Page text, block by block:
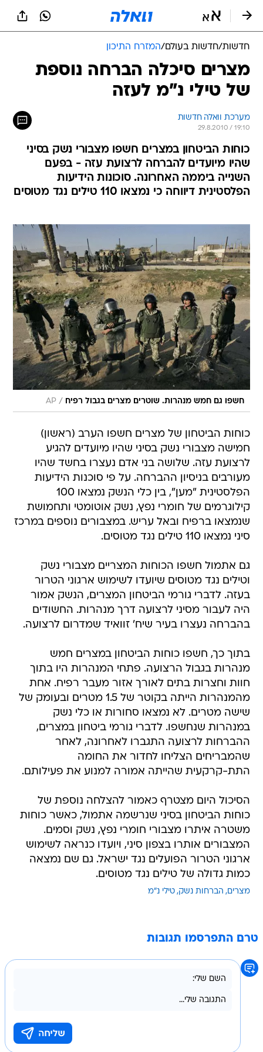
חדשות/חדשות בעולם/המזרח התיכון
מצרים סיכלה הברחה נוספת
של טילי נ"מ לעזה
מערכת וואלה חדשות
29.8.2010 / 19:10
כוחות הביטחון במצרים חשפו מצבורי נשק בסיני
שהיו מיועדים להברחה לרצועת עזה - בפעם
השנייה ביממה האחרונה. סוכונות הידיעות
הפלסטינית דיווחה כי נמצאו 110 טילים נגד מטוסים
חשפו גם חמש מנהרות. שוטרים מצרים בגבול רפיח /
AP
כוחות הביטחון של מצרים חשפו הערב (ראשון)
חמישה מצבורי נשק בסיני שהיו מיועדים להגיע
לרצועת עזה. שלושה בני אדם נעצרו בחשד שהיו
מעורבים בניסיון ההברחה. על פי סוכנות הידיעות
הפלסטינית "מען", בין כלי הנשק נמצאו 100
קילוגרמים של חומרי נפץ, נשק אוטומטי ותחמושת
שנמצאו ברפיח ובאל עריש. במצבורים נוספים במרכז
סיני נמצאו 110 טילים נגד מטוסים.
גם אתמול חשפו הכוחות המצריים מצבורי נשק
וטילים נגד מטוסים שיועדו לשימוש ארגוני הטרור
בעזה. לדברי גורמי הביטחון המצרים, הנשק אמור
היה לעבור מסיני לרצועה דרך מנהרות. החשודים
בהברחה נעצרו בעיר שיח' זוואיד שמדרום לרצועה.
בתוך כך, חשפו כוחות הביטחון במצרים חמש
מנהרות בגבול הרצועה. פתחי המנהרות היו בתוך
חוות וחצרות בתים לאורך אזור מעבר רפיח. אחת
מהמנהרות הייתה בקוטר של 1.5 מטרים ובעומק של
שישה מטרים. לא נמצאו סחורות או כלי נשק
במנהרות שנחשפו. לדברי גורמי ביטחון במצרים,
ההברחות לרצועה התגברו לאחרונה, לאחר
שהמבריחים הצליחו לחדור את החומה
התת-קרקעית שהייתה אמורה למנוע את פעילותם.
הסיכול היום מצטרף כאמור להצלחה נוספת של
כוחות הביטחון בסיני שנרשמה אתמול, כאשר כוחות
משטרה איתרו מצבורי חומרי נפץ, נשק וסמים.
המצבורים אותרו בצפון סיני, ויועדו כנראה לשימוש
ארגוני הטרור הפועלים נגד ישראל. גם שם נמצאה
כמות גדולה של טילים נגד מטוסים.
מצרים הברחות נשק טילי נ"מ
טרם התפרסמו תגובות